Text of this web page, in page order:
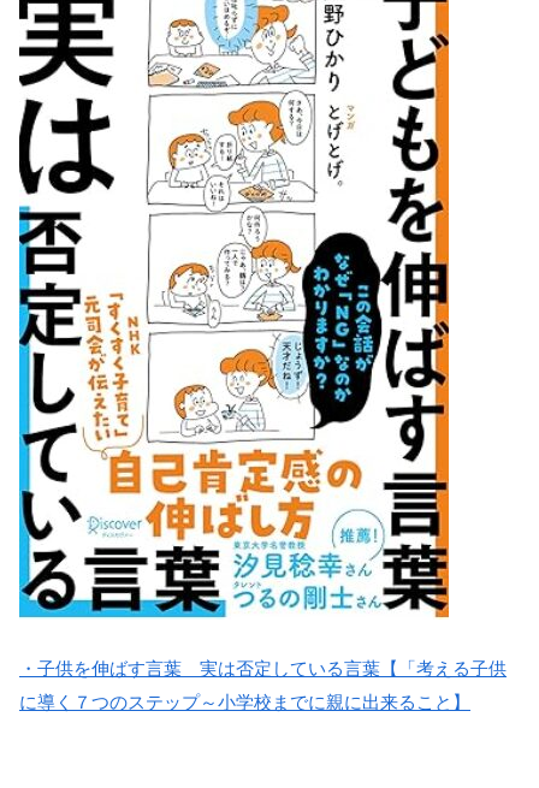
・子供を伸ばす言葉 実は否定している言葉【「考える子供
に導く７つのステップ～小学校までに親に出来ること】